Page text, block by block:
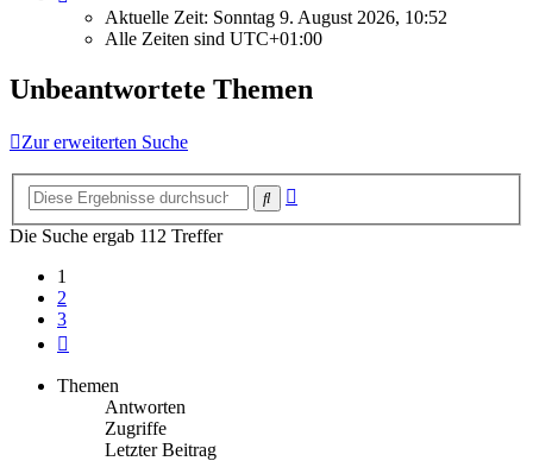
Aktuelle Zeit: Sonntag 9. August 2026, 10:52
Alle Zeiten sind UTC+01:00
Unbeantwortete Themen
Zur erweiterten Suche
Suche
Die Suche ergab 112 Treffer
1
2
3
Themen
Antworten
Zugriffe
Letzter Beitrag